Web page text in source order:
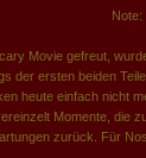
Note:
Movie gefreut,
der ersten beiden
heute einfach nicht
Momente, die
zurück. Für